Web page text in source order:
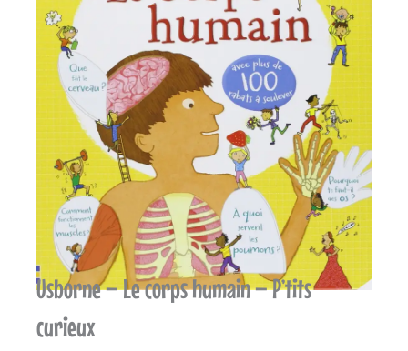
Usborne – Le corps humain – P’tits
curieux